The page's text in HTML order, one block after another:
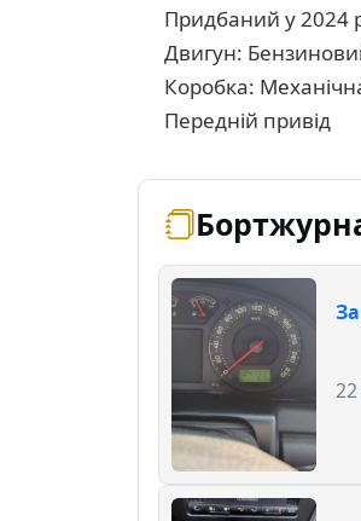
Придбаний у 2024
Двигун:
Коробка:
Передній привід